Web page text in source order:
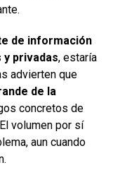
de información
privadas, estaría
advierten que
de la
concretos de
volumen por sí
aun cuando